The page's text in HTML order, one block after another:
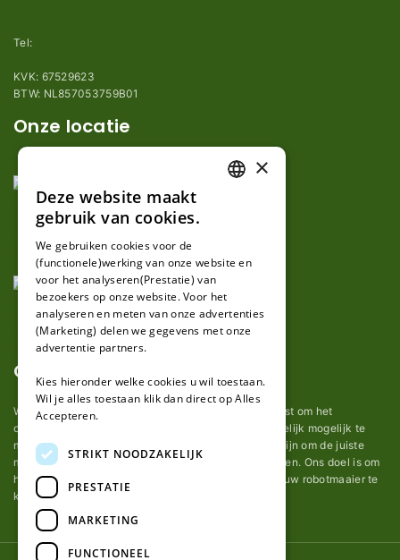
Tel:
KVK: 67529623
BTW: NL857053759B01
Onze locatie
Over ons
Wij van robotmaaier-mesjes.be doen ons uiterste best om het
onderhoud van robot grasmaaier mesjes zo gemakkelijk mogelijk te
maken. Uit ervaring merkten we hoe lastig het kan zijn om de juiste
messen voor een automatische grasmachine te vinden. Ons doel is om
het u makkelijk te maken om de goede mesjes voor uw robotmaaier te
kopen.
GERMAN
×
Deze website maakt
gebruik van cookies.
We gebruiken cookies voor de
(functionele)werking van onze website en
voor het analyseren(Prestatie) van
bezoekers op onze website. Voor het
analyseren en meten van onze advertenties
(Marketing) delen we gegevens met onze
advertentie partners.
Kies hieronder welke cookies u wil toestaan.
Wil je alles toestaan klik dan direct op Alles
Accepteren.
STRIKT NOODZAKELIJK
PRESTATIE
MARKETING
FUNCTIONEEL